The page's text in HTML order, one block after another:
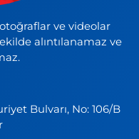
ve videolar
alıntılanamaz ve
Bulvarı, No: 106/B